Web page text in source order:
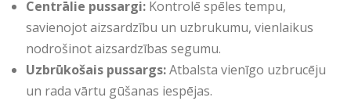
Centrālie pussargi: Kontrolē spēles tempu,
savienojot aizsardzību un uzbrukumu, vienlaikus
nodrošinot aizsardzības segumu.
Uzbrūkošais pussargs:Atbalsta vienīgo uzbrucēju
un rada vārtu gūšanas iespējas.